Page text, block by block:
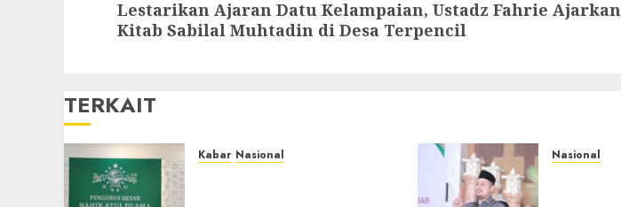
Lestarikan Ajaran Datu Kelampaian, Ustadz Fahrie Ajarkan
Kitab Sabilal Muhtadin di Desa Terpencil
TERKAIT
Kabar Nasional Nasional